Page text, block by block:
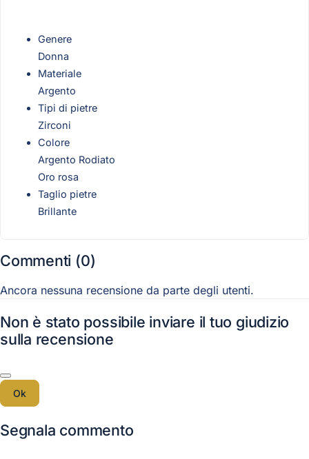
Genere
Donna
Materiale
Argento
Tipi di pietre
Zirconi
Colore
Argento Rodiato
Oro rosa
Taglio pietre
Brillante
Commenti (0)
Ancora nessuna recensione da parte degli utenti.
Non è stato possibile inviare il tuo giudizio
sulla recensione
Ok
Segnala commento